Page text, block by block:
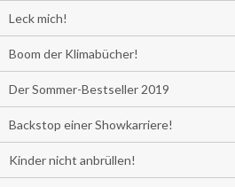
Leck mich!
Boom der Klimabücher!
Der Sommer-Bestseller 2019
Backstop einer Showkarriere!
Kinder nicht anbrüllen!